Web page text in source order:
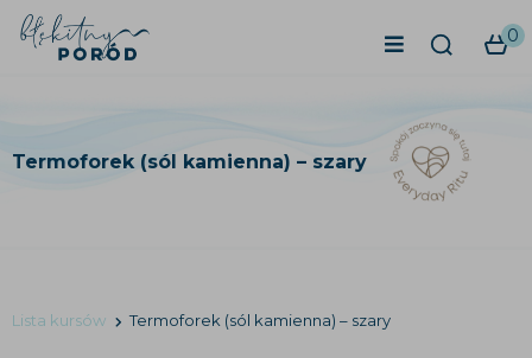
0
Termoforek (sól kamienna) – szary
Lista kursów Termoforek (sól kamienna) – szary